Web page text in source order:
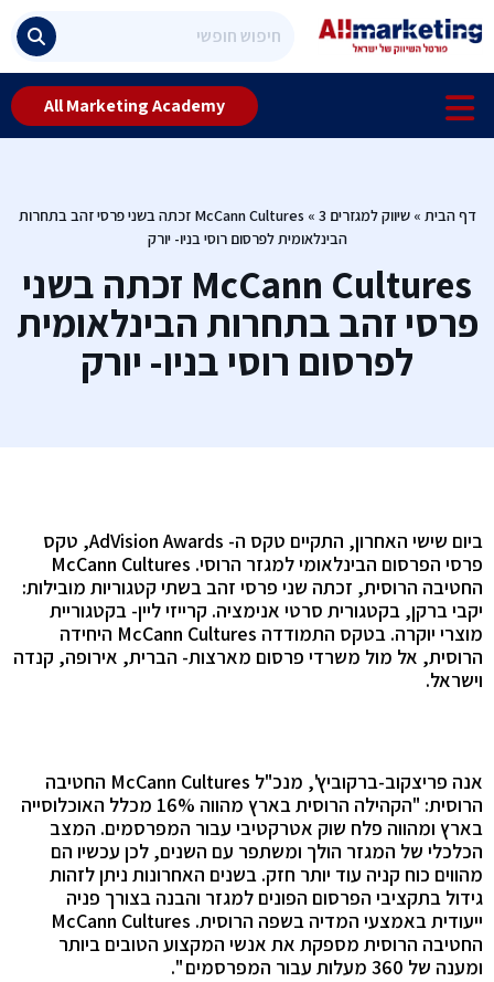
All Marketing Academy
דף הבית »שיווק למגזרים 3 »
McCann Cultures זכתה בשני פרסי זהב בתחרות
הבינלאומית לפרסום רוסי בניו- יורק
McCann Cultures זכתה בשני
פרסי זהב בתחרות הבינלאומית
לפרסום רוסי בניו- יורק
ביום שישי האחרון, התקיים טקס ה- AdVision Awards, טקס
פרסי הפרסום הבינלאומי למגזר הרוסי. McCann Cultures
החטיבה הרוסית, זכתה שני פרסי זהב בשתי קטגוריות מובילות:
יקבי ברקן, בקטגורית סרטי אנימציה. קרייזי ליין- בקטגוריית
מוצרי יוקרה. בטקס התמודדה McCann Cultures היחידה
הרוסית, אל מול משרדי פרסום מארצות- הברית, אירופה, קנדה
וישראל.
אנה פריצקוב-ברקוביץ', מנכ"ל McCann Cultures החטיבה
הרוסית: "הקהילה הרוסית בארץ מהווה 16% מכלל האוכלוסייה
בארץ ומהווה פלח שוק אטרקטיבי עבור המפרסמים. המצב
הכלכלי של המגזר הולך ומשתפר עם השנים, לכן עכשיו הם
מהווים כוח קניה עוד יותר חזק. בשנים האחרונות ניתן לזהות
גידול בתקציבי הפרסום הפונים למגזר והבנה בצורך פניה
ייעודית באמצעי המדיה בשפה הרוסית. McCann Cultures
החטיבה הרוסית מספקת את אנשי המקצוע הטובים ביותר
ומענה של 360 מעלות עבור המפרסמים ".